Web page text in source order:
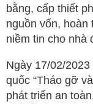
bằng, cấp thiết
nguồn vốn, hoàn
niềm tin cho nhà
Ngày 17/02/
quốc “Tháo gỡ
phát triển an